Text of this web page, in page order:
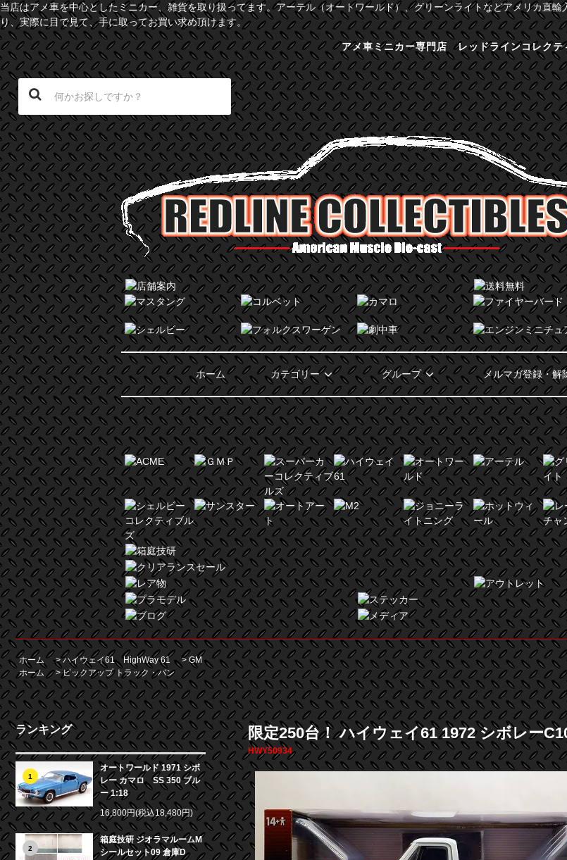
当店はアメ車を中心としたミニカー、雑貨を取り扱ってます。アーテル（オートワールド）、グリーンライトなどアメリカ直
り、実際に目で見て、手に取ってお買い求め頂けます。
アメ車ミニカー専門店 レッドラインコレクテ
ホーム カテゴリー グループ メルマガ登録・解
ホーム >ハイウェイ61 HighWay 61 > GM
ホーム
>ピックアップ トラック・バン
ランキング
1
オートワールド 1971 シボ
レー カマロ SS 350 ブル
ー 1:18
16,800円(税込18,480円)
2
箱庭技研 ジオラマルームM
シールセット09 倉庫D
限定250台！ ハイウェイ61 1972 シボレー
HWY50934